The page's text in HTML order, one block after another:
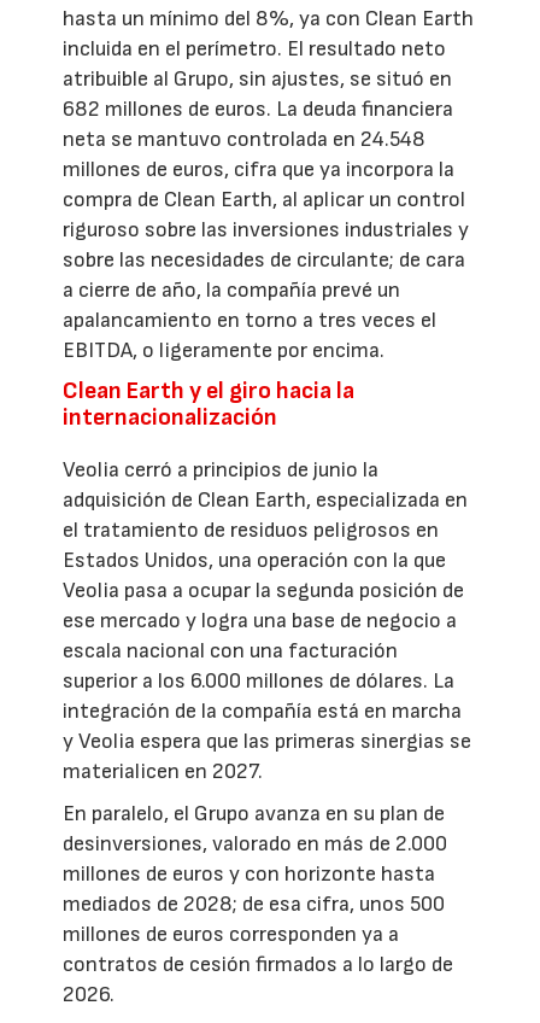
hasta un mínimo del 8%, ya con Clean Earth
incluida en el perímetro. El resultado neto
atribuible al Grupo, sin ajustes, se situó en
682 millones de euros. La deuda financiera
neta se mantuvo controlada en 24.548
millones de euros, cifra que ya incorpora la
compra de Clean Earth, al aplicar un control
riguroso sobre las inversiones industriales y
sobre las necesidades de circulante; de cara
a cierre de año, la compañía prevé un
apalancamiento en torno a tres veces el
EBITDA, o ligeramente por encima.
Clean Earth y el giro hacia la
internacionalización
Veolia cerró a principios de junio la
adquisición de Clean Earth, especializada en
el tratamiento de residuos peligrosos en
Estados Unidos, una operación con la que
Veolia pasa a ocupar la segunda posición de
ese mercado y logra una base de negocio a
escala nacional con una facturación
superior a los 6.000 millones de dólares. La
integración de la compañía está en marcha
y Veolia espera que las primeras sinergias se
materialicen en 2027.
En paralelo, el Grupo avanza en su plan de
desinversiones, valorado en más de 2.000
millones de euros y con horizonte hasta
mediados de 2028; de esa cifra, unos 500
millones de euros corresponden ya a
contratos de cesión firmados a lo largo de
2026.